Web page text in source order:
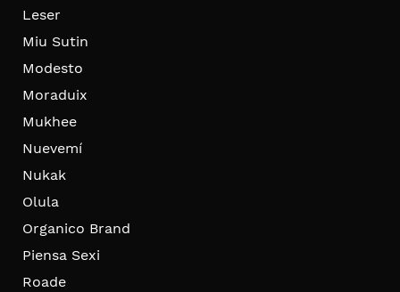
Leser
Miu Sutin
Modesto
Moraduix
Mukhee
Nuevemí
Nukak
Olula
Organico Brand
Piensa Sexi
Roade